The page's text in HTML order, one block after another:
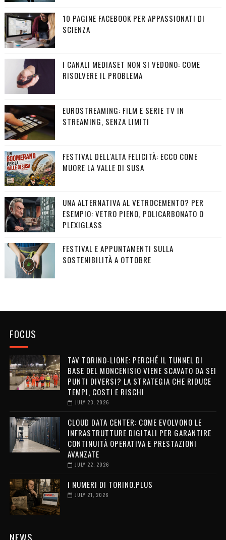
10 PAGINE FACEBOOK PER APPASSIONATI DI
SCIENZA
I CANALI MEDIASET NON SI VEDONO: COME
RISOLVERE IL PROBLEMA
EUROSTREAMING: FILM E SERIE TV IN
STREAMING, SENZA LIMITI
FESTIVAL DELL'ALTA FELICITÀ: ECCO COME
MUORE LA VALLE DI SUSA
UNA ALTERNATIVA AL VETROCEMENTO? PER
ESEMPIO: VETRO PIENO, POLICARBONATO O
PLEXIGLASS
FESTIVAL E APPUNTAMENTI SULLA
SOSTENIBILITÀ A OTTOBRE
FOCUS
TAV TORINO-LIONE: PERCHÉ IL TUNNEL DI
BASE DEL MONCENISIO VIENE SCAVATO DA SEI
PUNTI DIVERSI? LA STRATEGIA CHE RIDUCE
TEMPI, COSTI E RISCHI
JULY 23, 2026
CLOUD DATA CENTER: COME EVOLVONO LE
INFRASTRUTTURE DIGITALI PER GARANTIRE
CONTINUITÀ OPERATIVA E PRESTAZIONI
AVANZATE
JULY 22, 2026
I NUMERI DI TORINO.PLUS
JULY 21, 2026
NEWS